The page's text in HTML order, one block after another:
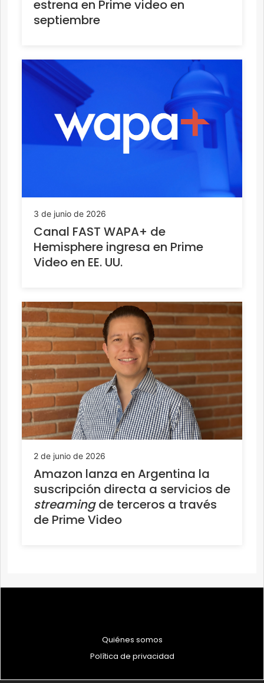
estrena en Prime video en
septiembre
3 de junio de 2026
Canal FAST WAPA+ de
Hemisphere ingresa en Prime
Video en EE. UU.
2 de junio de 2026
Amazon lanza en Argentina la
suscripción directa a servicios de
streamingde terceros a través
de Prime Video
Quiénes somos
Política de privacidad